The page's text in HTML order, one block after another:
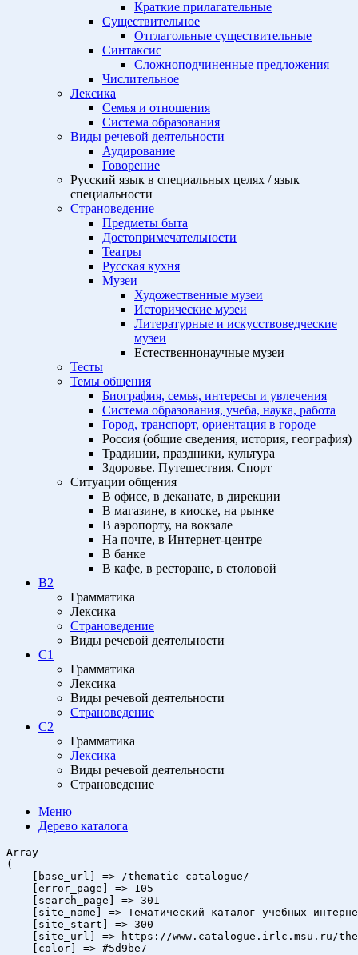
Краткие прилагательные
Существительное
Отглагольные существительные
Синтаксис
Сложноподчиненные предложения
Числительное
Лексика
Семья и отношения
Система образования
Виды речевой деятельности
Аудирование
Говорение
Русский язык в специальных целях / язык
специальности
Страноведение
Предметы быта
Достопримечательности
Театры
Русская кухня
Музеи
Художественные музеи
Исторические музеи
Литературные и искусствоведческие
музеи
Естественнонаучные музеи
Тесты
Темы общения
Биография, семья, интересы и увлечения
Система образования, учеба, наука, работа
Город, транспорт, ориентация в городе
Россия (общие сведения, история, география)
Традиции, праздники, культура
Здоровье. Путешествия. Спорт
Ситуации общения
В офисе, в деканате, в дирекции
В магазине, в киоске, на рынке
В аэропорту, на вокзале
На почте, в Интернет-центре
В банке
В кафе, в ресторане, в столовой
B2
Грамматика
Лексика
Страноведение
Виды речевой деятельности
C1
Грамматика
Лексика
Виды речевой деятельности
Страноведение
C2
Грамматика
Лексика
Виды речевой деятельности
Страноведение
Меню
Дерево каталога
Array
(
    [base_url] => /thematic-catalogue/
    [error_page] => 105
    [search_page] => 301
[site_name] => Тематический каталог учебных
    [site_start] => 300
[site_url] => https://www.catalogue.irlc.msu.ru/
    [color] => #5d9be7